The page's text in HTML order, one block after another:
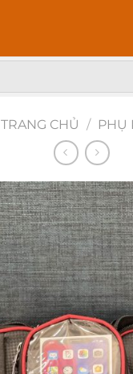
TRANG CHỦ / PHỤ